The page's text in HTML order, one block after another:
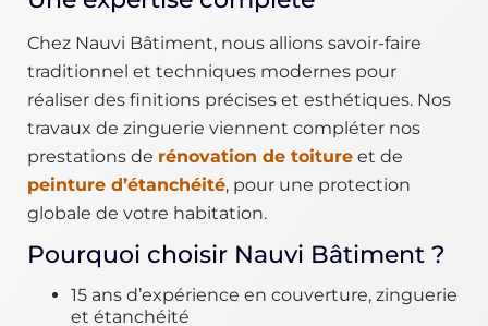
Chez Nauvi Bâtiment, nous allions savoir-faire
traditionnel et techniques modernes pour
réaliser des finitions précises et esthétiques. Nos
travaux de zinguerie viennent compléter nos
prestations de rénovation de toiture et de
peinture d’étanchéité, pour une protection
globale de votre habitation.
Pourquoi choisir Nauvi Bâtiment ?
15 ans d’expérience en couverture, zinguerie
et étanchéité